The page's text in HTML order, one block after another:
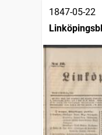
1847-05-22